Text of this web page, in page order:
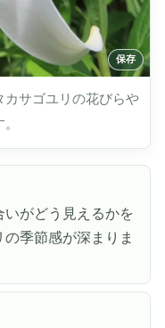
カサゴユリの花びらや
がどう見えるかを
季節感が深まりま